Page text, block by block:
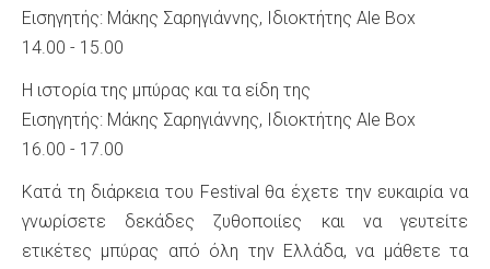
Εισηγητής: Μάκης Σαρηγιάννης, Iδιοκτήτης Ale Box
14.00 - 15.00
Η ιστορία της μπύρας και τα είδη της
Εισηγητής: Μάκης Σαρηγιάννης, Iδιοκτήτης Ale Box
16.00 - 17.00
Κατά τη διάρκεια του Festival θα έχετε την ευκαιρία να
γνωρίσετε δεκάδες ζυθοποιίες και να γευτείτε
ετικέτες μπύρας από όλη την Ελλάδα, να μάθετε τα